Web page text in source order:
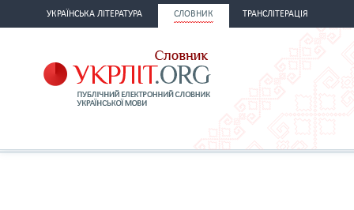
УКРАЇНСЬКА ЛІТЕРАТУРА СЛОВНИК ТРАНСЛІТЕРАЦІЯ